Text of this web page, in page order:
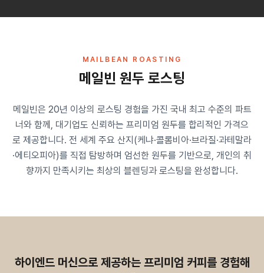
MAILBEAN ROASTING
메일빈 원두 로스팅
메일빈은 20년 이상의 로스팅 경험을 가진 국내 최고 수준의 파트
너와 함께, 대기업도 신뢰하는 프리미엄 원두를 합리적인 가격으
로 제공합니다. 전 세계 주요 산지(케냐·콜롬비아·브라질·과테말라
·에티오피아)를 직접 탐방하며 엄선한 원두를 기반으로, 개인의 취
향까지 만족시키는 최상의 블렌딩과 로스팅을 완성합니다.
하이엔드 머신으로 제공하는 프리미엄 커피를 경험해